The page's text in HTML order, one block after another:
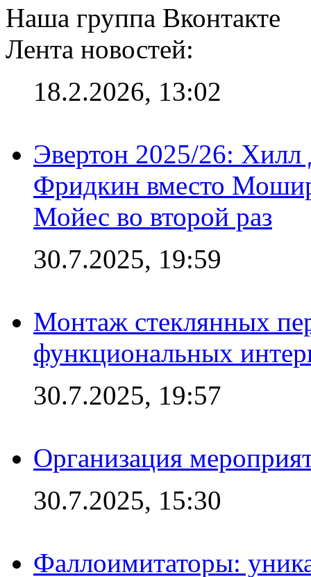
Наша группа Вконтакте
Лента новостей:
18.2.2026, 13:02
Эвертон 2025/26:
Фридкин вместо
Мойес во второй раз
30.7.2025, 19:59
Монтаж стеклянных
функциональных
30.7.2025, 19:57
Организация
30.7.2025, 15:30
Фаллоимитаторы: